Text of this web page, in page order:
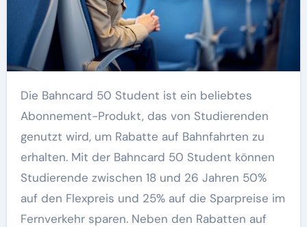
Die Bahncard 50 Student ist ein beliebtes
Abonnement-Produkt, das von Studierenden
genutzt wird, um Rabatte auf Bahnfahrten zu
erhalten. Mit der Bahncard 50 Student können
Studierende zwischen 18 und 26 Jahren 50%
auf den Flexpreis und 25% auf die Sparpreise im
Fernverkehr sparen. Neben den Rabatten auf